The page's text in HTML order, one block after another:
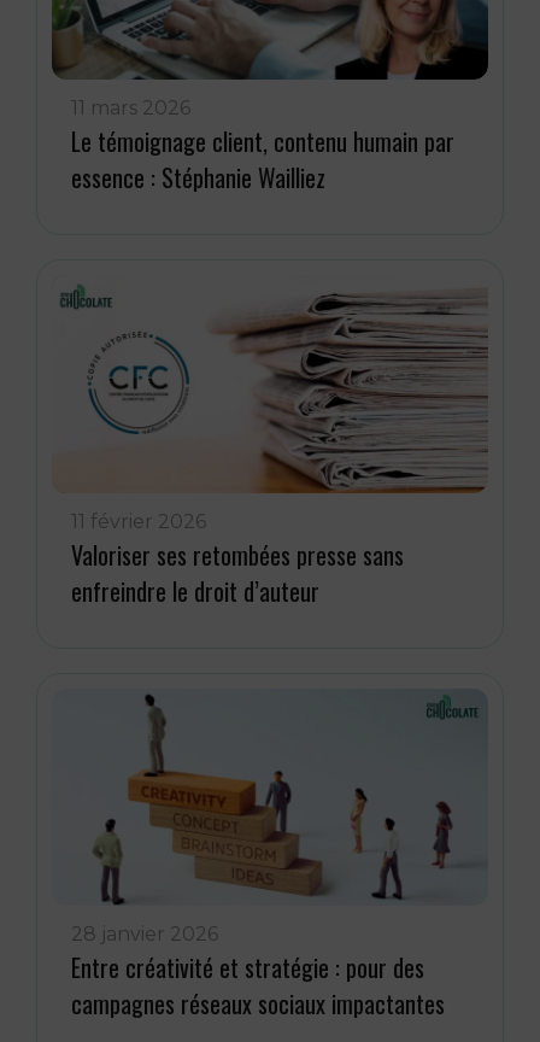
11 mars 2026
Le témoignage client, contenu humain par
essence : Stéphanie Wailliez
11 février 2026
Valoriser ses retombées presse sans
enfreindre le droit d’auteur
28 janvier 2026
Entre créativité et stratégie : pour des
campagnes réseaux sociaux impactantes